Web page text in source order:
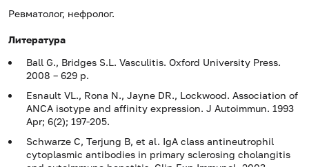
Ревматолог, нефролог.
Литература
Ball G., Bridges S.L. Vasculitis. Oxford University Press.
2008 – 629 p.
Esnault VL., Rona N., Jayne DR., Lockwood. Association of
ANCA isotype and affinity expression. J Autoimmun. 1993
Apr; 6(2); 197-205.
Schwarze C, Terjung B, et al. IgA class antineutrophil
cytoplasmic antibodies in primary sclerosing cholangitis